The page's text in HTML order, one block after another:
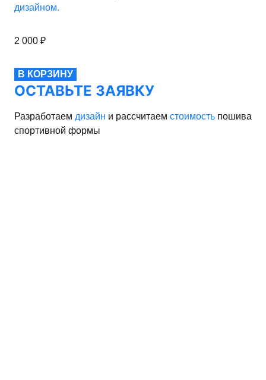
дизайном.
2 000 ₽
В КОРЗИНУ
ОСТАВЬТЕ ЗАЯВКУ
Разработаем дизайн и рассчитаем стоимость пошива
спортивной формы